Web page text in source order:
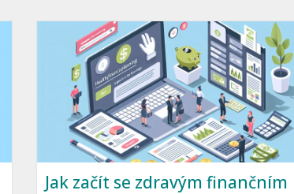
Jak začít se zdravým finančním